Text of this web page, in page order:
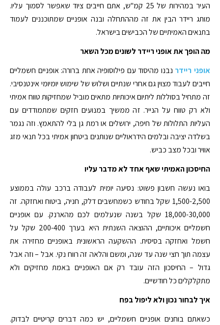
העיר במהירות של 25 קמ"ש, אתם חייבים ציוד שאפשר לסמוך עליו.
מותג ריידר הבין את זה מההתחלה ובנה אופניים שמתוכננים לעמוד
בתנאים האמיתיים של הכבישים בישראל.
מה הופך את אופני ריידר לשונים מכל השאר
אופני ריידר נבנו מהיסוד עם פילוסופיה אחת ברורה: אופניים חשמליים
חייבים לעבוד מצוין גם אחרי שנתיים ושלוש של שימוש יומיומי אינטנסיבי.
זה מתחיל בסוללות ליתיום איכותיות מתאים מוביל שמחזיקות טווח אמיתי
ולא רק טווח על הנייר. זה ממשיך במנועים חזקים שמתמודדים עם
העליות התלולות של חיפה, ירושלים או רמת גן בלי להתאמץ. וזה נגמר
בשלדה יציבה ובלמים הידראוליים שנותנים ביטחון אמיתי בכל תנאי מזג
אוויר ובכל מצב כביש.
החיסכון האמיתי שאף אחד לא מדבר עליו
בואו נעשה חשבון פשוט: נסיעה יומית לעבודה ברכב עולה בממוצע
1,500-2,500 שקל בחודש כשמחשבים דלק, חניה, ביטוח ואחזקה. זה
18,000-30,000 שקל בשנה שנעלמים לכם מהארנק. עם אופניים
חשמליים איכותיים, ההוצאה השנתית היא בערך 200-400 שקל על
חשמל ואחזקה בסיסית. ההשקעה הראשונית באופניים מחזירה את
עצמה תוך חצי שנה עד שנה, ומשם והלאה זה רווח נקי. אבל – וזה אבל
גדול – החיסכון הזה עובד רק אם האופניים באמת מחזיקים ולא
מתקלקלים כל חודשיים.
איך לבחור נכון ולא ליפול בפח
כשאתם בוחנים אופניים חשמליים, יש כמה דברים קריטיים לבדוק.